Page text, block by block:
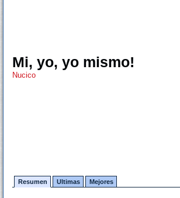
Mi, yo, yo mismo!
Nucico
Resumen Ultimas Mejores